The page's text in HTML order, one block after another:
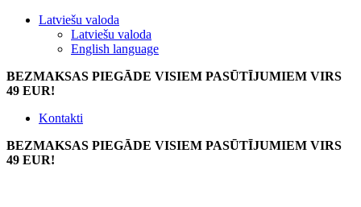
Latviešu valoda
Latviešu valoda
English language
BEZMAKSAS PIEGĀDE VISIEM PASŪTĪJUMIEM VIRS
49 EUR!
Kontakti
BEZMAKSAS PIEGĀDE VISIEM PASŪTĪJUMIEM VIRS
49 EUR!